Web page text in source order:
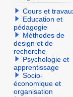
Cours et
Education et
pédagogie
Méthodes de
design et de
recherche
Psychologie et
apprentissage
Socio-
économique et
organisation